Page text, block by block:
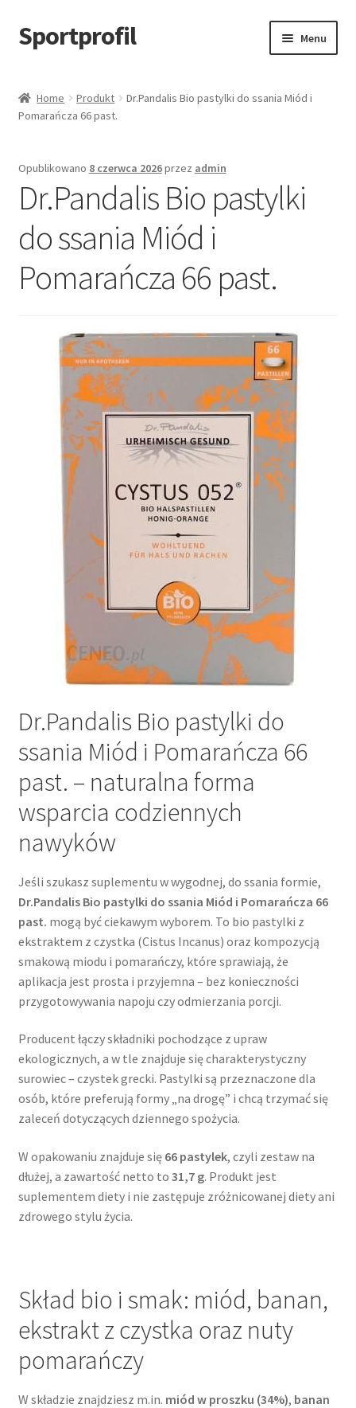
Przejdź
do
Przejdź
do
Sportprofil Menu
Blog
Koszyk
Home Produkt
Dr.Pandalis Bio pastylki do ssania Miód i
Pomarańcza 66 past.
Opublikowano 8 czerwca 2026przez admin
Dr.Pandalis Bio pastylki
do ssania Miód i
Pomarańcza 66 past.
Dr.Pandalis Bio pastylki do
ssania Miód i Pomarańcza 66
past. – naturalna forma
wsparcia codziennych
nawyków
Jeśli szukasz suplementu w wygodnej, do ssania formie,
Dr.Pandalis Bio pastylki do ssania Miód i Pomarańcza 66
past. mogą być ciekawym wyborem. To bio pastylki z
ekstraktem z czystka (Cistus Incanus) oraz kompozycją
smakową miodu i pomarańczy, które sprawiają, że
aplikacja jest prosta i przyjemna – bez konieczności
przygotowywania napoju czy odmierzania porcji.
Producent łączy składniki pochodzące z upraw
ekologicznych, a w tle znajduje się charakterystyczny
surowiec – czystek grecki. Pastylki są przeznaczone dla
osób, które preferują formy „na drogę” i chcą trzymać się
zaleceń dotyczących dziennego spożycia.
W opakowaniu znajduje się 66 pastylek, czyli zestaw na
dłużej, a zawartość netto to 31,7 g. Produkt jest
suplementem diety i nie zastępuje zróżnicowanej diety ani
zdrowego stylu życia.
Skład bio i smak: miód, banan,
ekstrakt z czystka oraz nuty
pomarańczy
W składzie znajdziesz m.in. miód w proszku (34%), banan